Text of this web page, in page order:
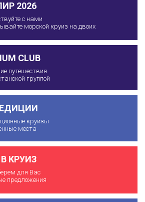
2026
с нами
морской круиз на двоих
CLUB
путешествия
группой
круизы
места
КРУИЗ
для Вас
предложения